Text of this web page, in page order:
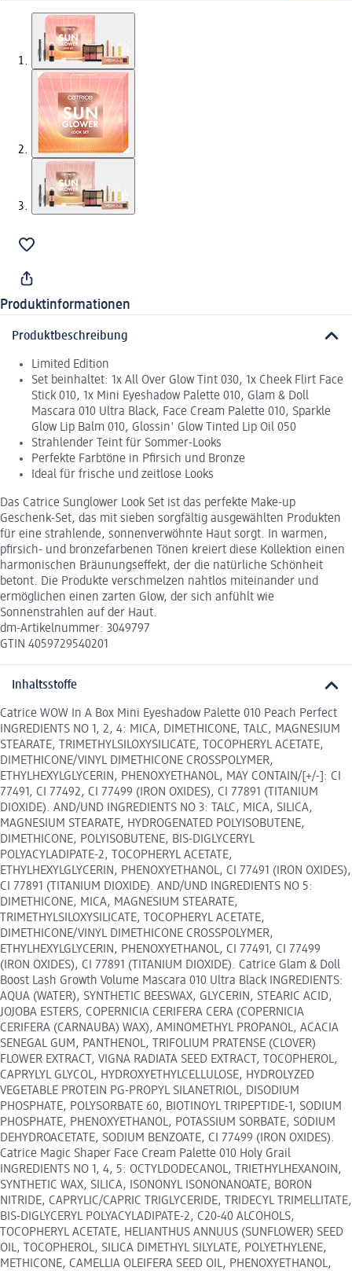
Produktinformationen
Produktbeschreibung
Limited Edition
Set beinhaltet: 1x All Over Glow Tint 030, 1x Cheek Flirt Face
Stick 010, 1x Mini Eyeshadow Palette 010, Glam & Doll
Mascara 010 Ultra Black, Face Cream Palette 010, Sparkle
Glow Lip Balm 010, Glossin' Glow Tinted Lip Oil 050
Strahlender Teint für Sommer-Looks
Perfekte Farbtöne in Pfirsich und Bronze
Ideal für frische und zeitlose Looks
Das Catrice Sunglower Look Set ist das perfekte Make-up
Geschenk-Set, das mit sieben sorgfältig ausgewählten Produkten
für eine strahlende, sonnenverwöhnte Haut sorgt. In warmen,
pfirsich- und bronzefarbenen Tönen kreiert diese Kollektion einen
harmonischen Bräunungseffekt, der die natürliche Schönheit
betont. Die Produkte verschmelzen nahtlos miteinander und
ermöglichen einen zarten Glow, der sich anfühlt wie
Sonnenstrahlen auf der Haut.
dm-Artikelnummer: 3049797
GTIN 4059729540201
Inhaltsstoffe
Catrice WOW In A Box Mini Eyeshadow Palette 010 Peach Perfect
INGREDIENTS NO 1, 2, 4: MICA, DIMETHICONE, TALC, MAGNESIUM
STEARATE, TRIMETHYLSILOXYSILICATE, TOCOPHERYL ACETATE,
DIMETHICONE/VINYL DIMETHICONE CROSSPOLYMER,
ETHYLHEXYLGLYCERIN, PHENOXYETHANOL, MAY CONTAIN/[+/-]: CI
77491, CI 77492, CI 77499 (IRON OXIDES), CI 77891 (TITANIUM
DIOXIDE). AND/UND INGREDIENTS NO 3: TALC, MICA, SILICA,
MAGNESIUM STEARATE, HYDROGENATED POLYISOBUTENE,
DIMETHICONE, POLYISOBUTENE, BIS-DIGLYCERYL
POLYACYLADIPATE-2, TOCOPHERYL ACETATE,
ETHYLHEXYLGLYCERIN, PHENOXYETHANOL, CI 77491 (IRON OXIDES),
CI 77891 (TITANIUM DIOXIDE). AND/UND INGREDIENTS NO 5:
DIMETHICONE, MICA, MAGNESIUM STEARATE,
TRIMETHYLSILOXYSILICATE, TOCOPHERYL ACETATE,
DIMETHICONE/VINYL DIMETHICONE CROSSPOLYMER,
ETHYLHEXYLGLYCERIN, PHENOXYETHANOL, CI 77491, CI 77499
(IRON OXIDES), CI 77891 (TITANIUM DIOXIDE). Catrice Glam & Doll
Boost Lash Growth Volume Mascara 010 Ultra Black INGREDIENTS:
AQUA (WATER), SYNTHETIC BEESWAX, GLYCERIN, STEARIC ACID,
JOJOBA ESTERS, COPERNICIA CERIFERA CERA (COPERNICIA
CERIFERA (CARNAUBA) WAX), AMINOMETHYL PROPANOL, ACACIA
SENEGAL GUM, PANTHENOL, TRIFOLIUM PRATENSE (CLOVER)
FLOWER EXTRACT, VIGNA RADIATA SEED EXTRACT, TOCOPHEROL,
CAPRYLYL GLYCOL, HYDROXYETHYLCELLULOSE, HYDROLYZED
VEGETABLE PROTEIN PG-PROPYL SILANETRIOL, DISODIUM
PHOSPHATE, POLYSORBATE 60, BIOTINOYL TRIPEPTIDE-1, SODIUM
PHOSPHATE, PHENOXYETHANOL, POTASSIUM SORBATE, SODIUM
DEHYDROACETATE, SODIUM BENZOATE, CI 77499 (IRON OXIDES).
Catrice Magic Shaper Face Cream Palette 010 Holy Grail
INGREDIENTS NO 1, 4, 5: OCTYLDODECANOL, TRIETHYLHEXANOIN,
SYNTHETIC WAX, SILICA, ISONONYL ISONONANOATE, BORON
NITRIDE, CAPRYLIC/CAPRIC TRIGLYCERIDE, TRIDECYL TRIMELLITATE,
BIS-DIGLYCERYL POLYACYLADIPATE-2, C20-40 ALCOHOLS,
TOCOPHERYL ACETATE, HELIANTHUS ANNUUS (SUNFLOWER) SEED
OIL, TOCOPHEROL, SILICA DIMETHYL SILYLATE, POLYETHYLENE,
METHICONE, CAMELLIA OLEIFERA SEED OIL, PHENOXYETHANOL,